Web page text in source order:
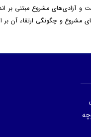
و چگونگی ارتقاء آن بر